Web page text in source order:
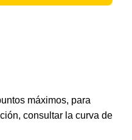
máximos, para
consultar la curva de